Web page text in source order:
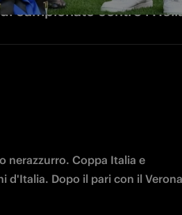
campionato contro
nerazzurro. Coppa Italia e
d'Italia. Dopo il pari con il